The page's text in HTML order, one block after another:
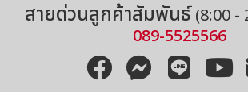
สายด่วนลูกค้าสัมพันธ์ (8:00 -
089-5525566